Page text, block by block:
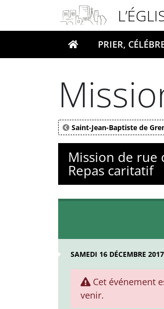
Votre recherche
PRIER,
Saint-Jean-Baptiste de
Mission de rue
Repas caritatif
SAMEDI 16 DÉCEMBRE 2017
Cet événement
venir.
Panneau de gestion des cookies